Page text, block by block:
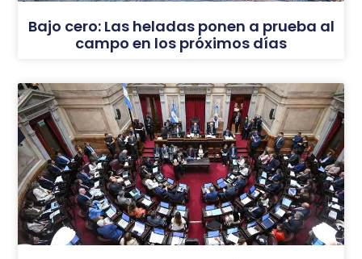
Bajo cero: Las heladas ponen a prueba al
campo en los próximos días